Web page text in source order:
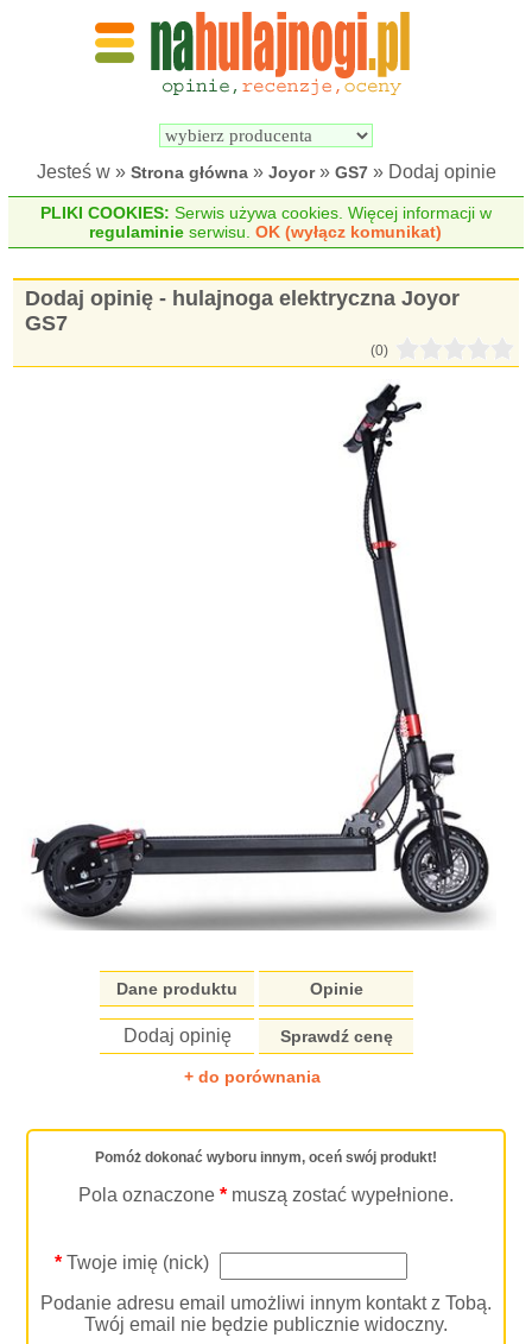
Wyszukiwarka
elektrycznych
Jesteś w » Strona główna» Joyor» GS7» Dodaj opinie
PLIKI COOKIES: Serwis używa cookies. Więcej informacji w
regulaminie serwisu.OK (wyłącz komunikat)
Dodaj opinię - hulajnoga elektryczna Joyor
GS7
(0)
Dane produktu Opinie
Dodaj opinię Sprawdź cenę
+ do porównania
Pomóż dokonać wyboru innym, oceń swój produkt!
Pola oznaczone * muszą zostać wypełnione.
*Twoje imię (nick)
Podanie adresu email umożliwi innym kontakt z Tobą.
Twój email nie będzie publicznie widoczny.